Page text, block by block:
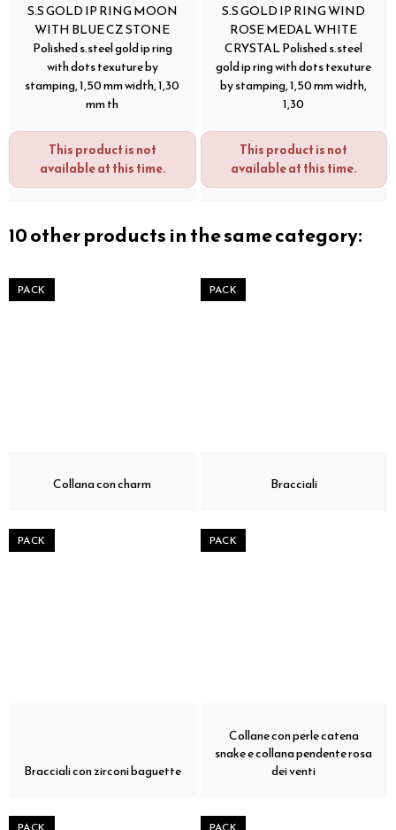
S.S GOLD IP RING MOON
WITH BLUE CZ STONE
Polished s.steel gold ip ring
with dots texuture by
stamping, 1,50 mm width, 1,30
mm th
This product is not
available at this time.
S.S GOLD IP RING WIND
ROSE MEDAL WHITE
CRYSTAL Polished s.steel
gold ip ring with dots texuture
by stamping, 1,50 mm width,
1,30
This product is not
available at this time.
10 other products in the same category:
PACK
Collana con charm
PACK
Bracciali
PACK
Bracciali con zirconi baguette
PACK
Collane con perle catena
snake e collana pendente rosa
dei venti